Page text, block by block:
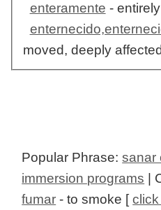
enteramente - entirely
moved, deeply affected
Popular Phrase:sanar
immersion programs |
fumar - to smoke [